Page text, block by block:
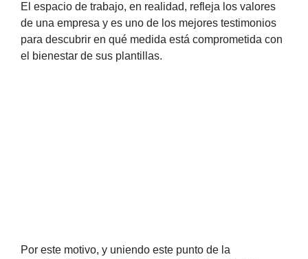
El espacio de trabajo, en realidad, refleja los valores
de una empresa y es uno de los mejores testimonios
para descubrir en qué medida está comprometida con
el bienestar de sus plantillas.
Por este motivo, y uniendo este punto de la